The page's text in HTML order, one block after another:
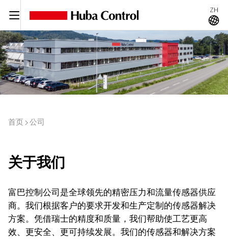
C ZH
A
首页 I 公司
关于我们
富巴控制公司是全球领先的精密压力和流量传感器供应
商。我们根据客户的要求开发和生产定制的传感器解决
方案。凭借瑞士的精度和质量，我们帮助使工艺更高
效、更安全、更可持续发展。我们的传感器和解决方案